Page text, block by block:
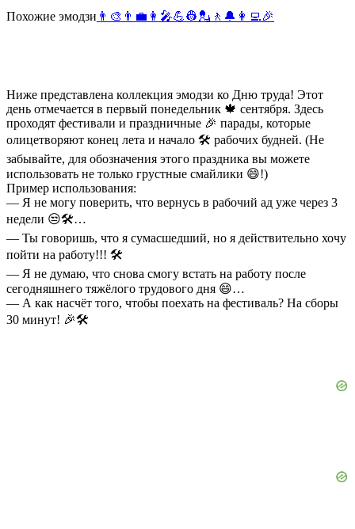
Похожие эмодзи 👨‍🎨 👨‍💼 👩‍🎤💪👷 💂 🚶 🔔 👩‍💻🎉
Ниже представлена коллекция эмодзи ко Дню труда! Этот
день отмечается в первый понедельник 🍁 сентября. Здесь
проходят фестивали и праздничные 🎉 парады, которые
олицетворяют конец лета и начало 🛠 рабочих будней. (Не
забывайте, для обозначения этого праздника вы можете
использовать не только грустные смайлики 😄!)
Пример использования:
— Я не могу поверить, что вернусь в рабочий ад уже через 3
недели 😒🛠…
— Ты говоришь, что я сумасшедший, но я действительно хочу
пойти на работу!!! 🛠
— Я не думаю, что снова смогу встать на работу после
сегодняшнего тяжёлого трудового дня 😄…
— А как насчёт того, чтобы поехать на фестиваль? На сборы
30 минут! 🎉🛠